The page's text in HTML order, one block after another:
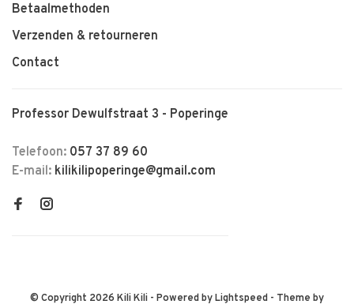
Betaalmethoden
Verzenden & retourneren
Contact
Professor Dewulfstraat 3 - Poperinge
Telefoon: 057 37 89 60
E-mail: kilikilipoperinge@gmail.com
© Copyright 2026 Kili Kili - Powered byLightspeed - Theme by